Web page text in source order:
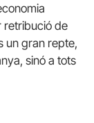
retribució de
un gran repte,
sinó a tots